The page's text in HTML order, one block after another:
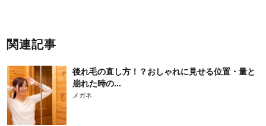
関連記事
後れ毛の直し方！？おしゃれに見せる位置・量と
崩れた時の...
メガネ